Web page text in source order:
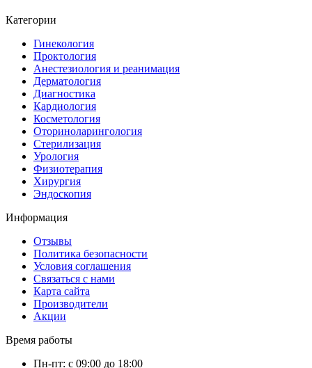
Категории
Гинекология
Проктология
Анестезиология и реанимация
Дерматология
Диагностика
Кардиология
Косметология
Оториноларингология
Стерилизация
Урология
Физиотерапия
Хирургия
Эндоскопия
Информация
Отзывы
Политика безопасности
Условия соглашения
Связаться с нами
Карта сайта
Производители
Акции
Время работы
Пн-пт: с 09:00 до 18:00